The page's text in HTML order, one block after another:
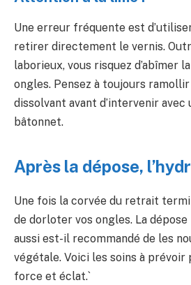
Une erreur fréquente est
retirer directement le vernis.
laborieux, vous risquez d’abîmer
ongles. Pensez à toujours
dissolvant avant d’intervenir avec
bâtonnet.
Après la dépose,
Une fois la corvée du retrait
de dorloter vos ongles. La
aussi est-il recommandé de les
végétale. Voici les soins à
force et éclat.`